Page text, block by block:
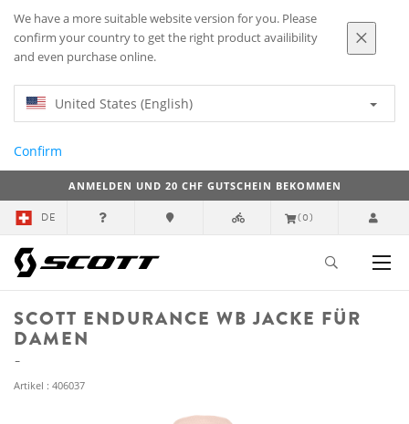
We have a more suitable website version for you. Please
confirm your country to get the right product availibility
and even purchase online.
United States (English)
Confirm
ANMELDEN UND 20 CHF GUTSCHEIN BEKOMMEN
DE (0)
SCOTT ENDURANCE WB JACKE FÜR
DAMEN
Artikel : 406037